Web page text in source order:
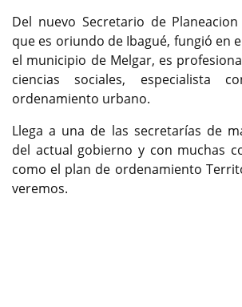
Del nuevo Secretario de
que es oriundo de Ibagué, fungió en
el municipio de Melgar, es
ciencias sociales, especialista
ordenamiento urbano.
Llega a una de las secretarías de
del actual gobierno y con muchas
como el plan de ordenamiento
veremos.